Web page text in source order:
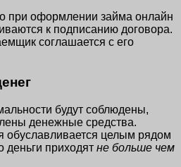
при оформлении займа онлайн
к подписанию договора.
соглашается с его
будут соблюдены,
денежные средства.
обуславливается целым рядом
деньги приходят не больше чем